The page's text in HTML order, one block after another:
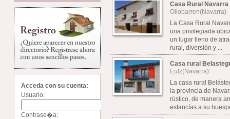
Acceda con su cuenta:
Usuario:
Contrase�a:
Casa Rural
Ollobarren(Navarra)
La Casa Rural
una privilegiada
un lugar lleno de
rural, diversión y ...
Casa rural
Eulz(Navarra)
La casa rural
la provincia de
rústico, de manera
estancías a su